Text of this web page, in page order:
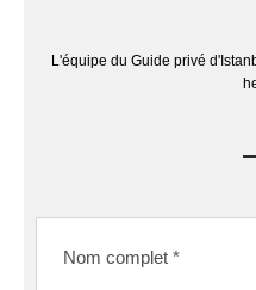
L'équipe du Guide privé